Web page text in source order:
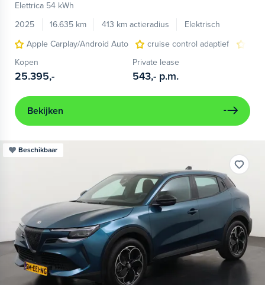
Elettrica 54 kWh
2025
16.635 km 413 km actieradius
Elektrisch
Apple Carplay/Android Auto
cruise control adaptief
Kopen
25.395,-
Private lease
543,- p.m.
Bekijken
Beschikbaar